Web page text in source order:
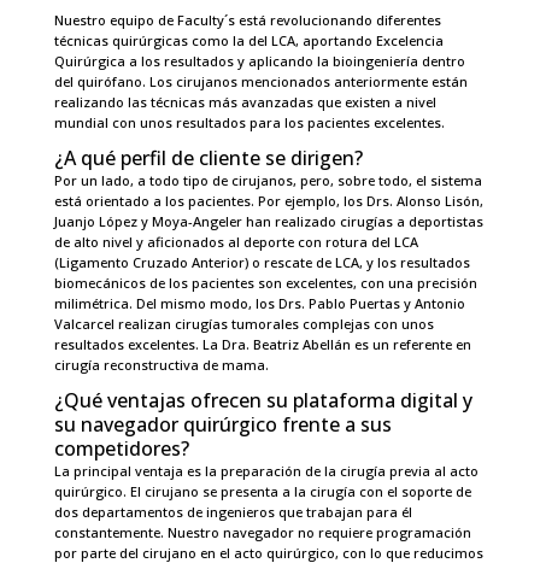
Nuestro equipo de Faculty´s está revolucionando diferentes
técnicas quirúrgicas como la del LCA, aportando Excelencia
Quirúrgica a los resultados y aplicando la bioingeniería dentro
del quirófano. Los cirujanos mencionados anteriormente están
realizando las técnicas más avanzadas que existen a nivel
mundial con unos resultados para los pacientes excelentes.
¿A qué perfil de cliente se dirigen?
Por un lado, a todo tipo de cirujanos, pero, sobre todo, el sistema
está orientado a los pacientes. Por ejemplo, los Drs. Alonso Lisón,
Juanjo López y Moya-Angeler han realizado cirugías a deportistas
de alto nivel y aficionados al deporte con rotura del LCA
(Ligamento Cruzado Anterior) o rescate de LCA, y los resultados
biomecánicos de los pacientes son excelentes, con una precisión
milimétrica. Del mismo modo, los Drs. Pablo Puertas y Antonio
Valcarcel realizan cirugías tumorales complejas con unos
resultados excelentes. La Dra. Beatriz Abellán es un referente en
cirugía reconstructiva de mama.
¿Qué ventajas ofrecen su plataforma digital y
su navegador quirúrgico frente a sus
competidores?
La principal ventaja es la preparación de la cirugía previa al acto
quirúrgico. El cirujano se presenta a la cirugía con el soporte de
dos departamentos de ingenieros que trabajan para él
constantemente. Nuestro navegador no requiere programación
por parte del cirujano en el acto quirúrgico, con lo que reducimos